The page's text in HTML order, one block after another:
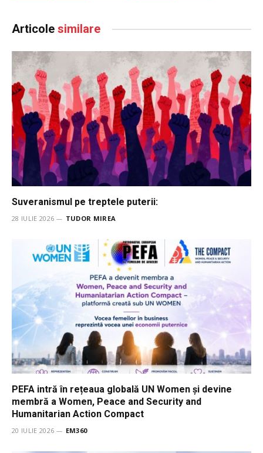
Articole similare
Suveranismul pe treptele puterii:
28 IULIE 2026 TUDOR MIREA
PEFA intră în rețeaua globală UN Women și devine
membră a Women, Peace and Security and
Humanitarian Action Compact
20 IULIE 2026 EM360